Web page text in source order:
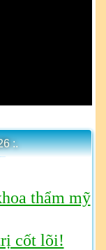
:.
thẩm mỹ
cốt lõi!